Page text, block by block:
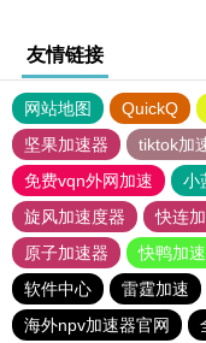
友情链接
网站地图 QuickQ
坚果加速器
tiktok加
免费vqn外网加速
小
旋风加速度器
快连
原子加速器
快鸭加
软件中心
雷霆加速
海外npv加速器官网